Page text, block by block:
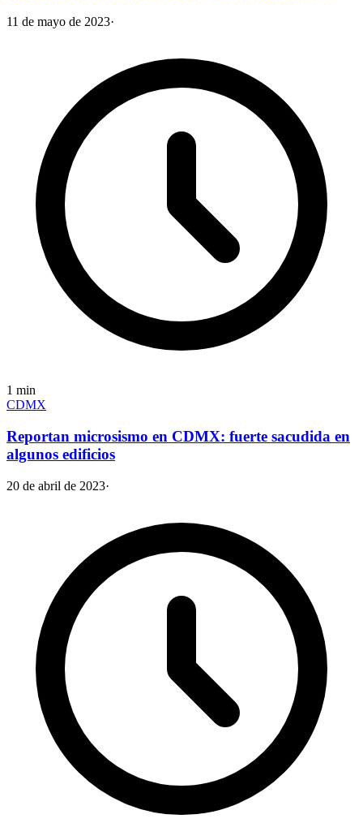
11 de mayo de 2023·
1 min
CDMX
Reportan microsismo en CDMX: fuerte sacudida en
algunos edificios
20 de abril de 2023·